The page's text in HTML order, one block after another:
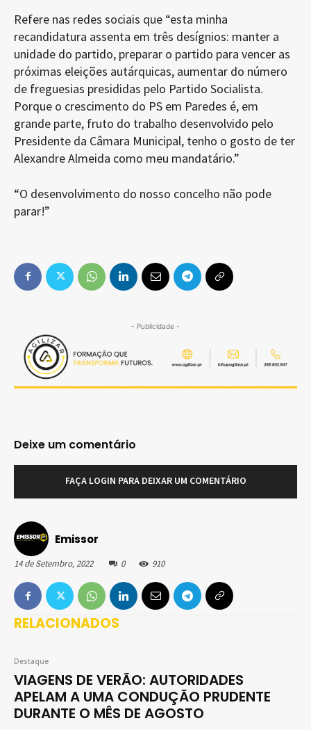
Emissor
14 de Setembro, 2022 0 910
RELACIONADOS
Destaque
VIAGENS DE VERÃO: AUTORIDADES
APELAM A UMA CONDUÇÃO PRUDENTE
DURANTE O MÊS DE AGOSTO
Refere nas redes sociais que “esta minha
recandidatura assenta em três desígnios: manter a
unidade do partido, preparar o partido para vencer as
próximas eleições autárquicas, aumentar do número
de freguesias presididas pelo Partido Socialista.
Porque o crescimento do PS em Paredes é, em
grande parte, fruto do trabalho desenvolvido pelo
Presidente da Câmara Municipal, tenho o gosto de ter
Alexandre Almeida como meu mandatário.”
“O desenvolvimento do nosso concelho não pode
parar!”
- Publicidade -
Deixe um comentário
FAÇA LOGIN PARA DEIXAR UM COMENTÁRIO